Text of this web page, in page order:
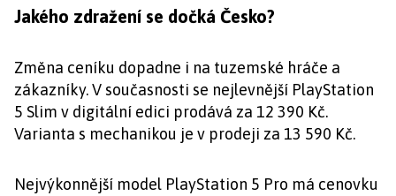
Jakého zdražení se dočká Česko?
Změna ceníku dopadne i na tuzemské hráče a
zákazníky. V současnosti se nejlevnější PlayStation
5 Slim v digitální edici prodává za 12 390 Kč.
Varianta s mechanikou je v prodeji za 13 590 Kč.
Nejvýkonnější model PlayStation 5 Pro má cenovku